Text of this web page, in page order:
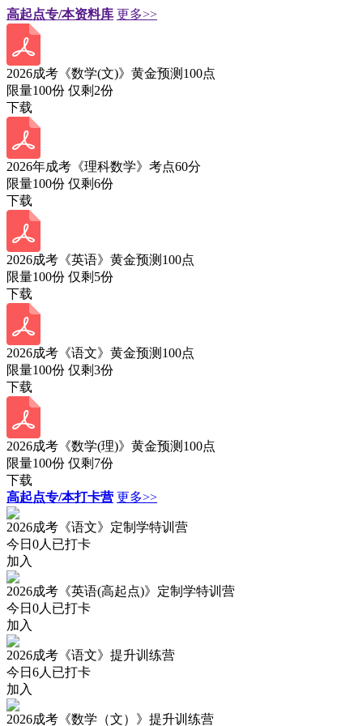
高起点专/本资料库 更多>>
2026成考《数学(文)》黄金预测100点
限量100份 仅剩 2份
下载
2026年成考《理科数学》考点60分
限量100份 仅剩6份
下载
2026成考《英语》黄金预测100点
限量100份 仅剩 5份
下载
2026成考《语文》黄金预测100点
限量100份 仅剩3份
下载
2026成考《数学(理)》黄金预测100点
限量100份 仅剩 7份
下载
高起点专/本打卡营 更多>>
2026成考《语文》定制学特训营
今日 0人已打卡
加入
2026成考《英语(高起点)》定制学特训营
今日 0人已打卡
加入
2026成考《语文》提升训练营
今日 6人已打卡
加入
2026成考《数学（文）》提升训练营